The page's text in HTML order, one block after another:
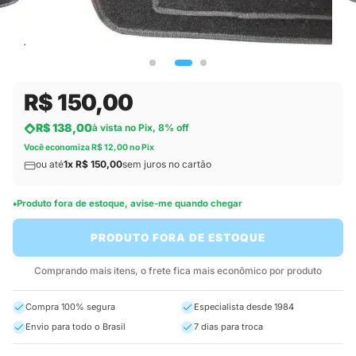
R$ 150,00
R$ 138,00à vista no Pix, 8% off
Você economiza R$ 12,00 no Pix
ou até1x R$ 150,00sem juros no cartão
Produto fora de estoque, avise-me quando chegar
PRODUTO FORA DE ESTOQUE
Comprando mais itens, o frete fica mais econômico por produto
Compra 100% segura
Especialista desde 1984
Envio para todo o Brasil
7 dias para troca